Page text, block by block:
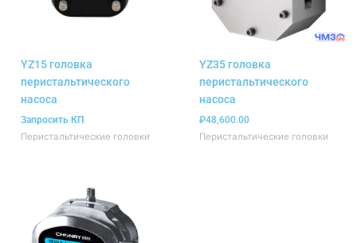
YZ15 головка
перистальтического
насоса
Запросить КП
Перистальтические головки
YZ35 головка
перистальтического
насоса
₽48,600.00
Перистальтические головки